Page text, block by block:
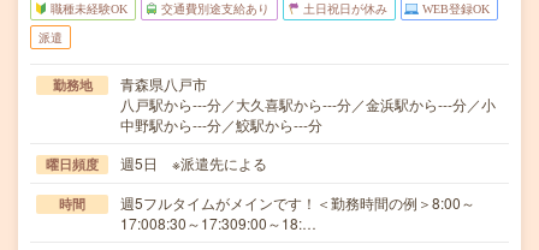
職種未経験OK 交通費別途支給あり 土日祝日が休み WEB登録OK
派遣
勤務地
青森県八戸市
八戸駅から---分／大久喜駅から---分／金浜駅から---分／小
中野駅から---分／鮫駅から---分
曜日頻度 週5日 ※派遣先による
時間
週5フルタイムがメインです！＜勤務時間の例＞8:00～
17:008:30～17:309:00～18:…